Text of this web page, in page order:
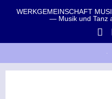
WERKGEMEINSCHAFT
— Musik und Tanz